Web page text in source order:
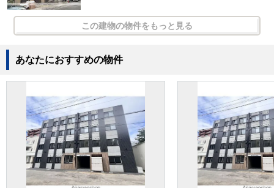
この建物の物件をもっと見る
あなたにおすすめの物件